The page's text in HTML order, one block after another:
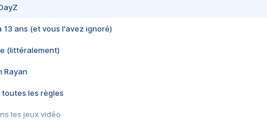
13 ans (et vous l'avez ignoré)
(littéralement)
Rayan
toutes les règles
les jeux vidéo